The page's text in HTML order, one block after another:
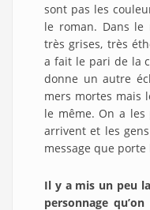
sont pas les
le roman. Dans le
très grises, très
a fait le pari de la
donne un autre
mers mortes mais
le même. On a
arrivent et les
message que porte
Il y a mis un peu
personnage